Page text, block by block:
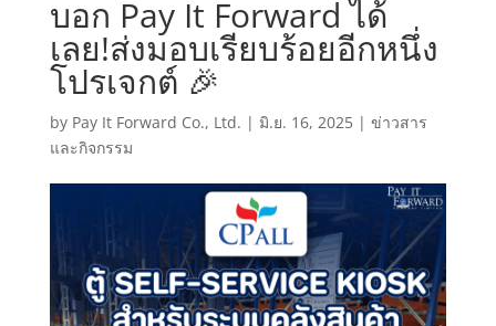
บอก Pay It Forward ได้
เลย!ส่งมอบเรียบร้อยอีกหนึ่ง
โปรเจกต์ 🎉
by Pay It Forward Co., Ltd. | มิ.ย. 16, 2025| ข่าวสาร
และกิจกรรม